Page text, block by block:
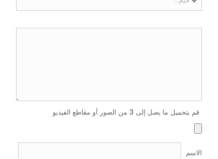
قم بتحميل ما يصل إلى 3 من الصور أو مقاطع الفيديو
الاسم